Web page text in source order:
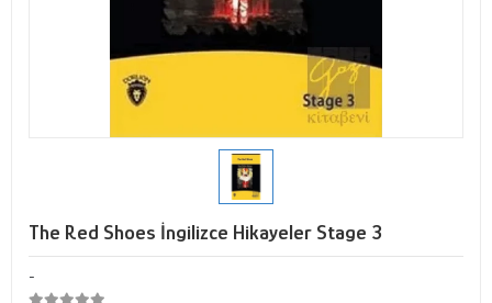
The Red Shoes İngilizce Hikayeler Stage 3
-